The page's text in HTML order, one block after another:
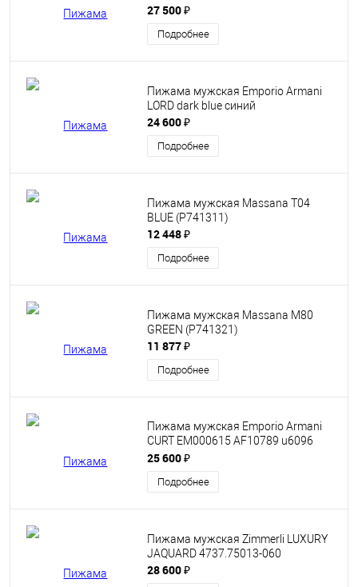
shaded stripeсе серая
27 500 ₽
Подробнее
Пижама мужская Emporio Armani
LORD dark blue синий
24 600 ₽
Подробнее
Пижама мужская Massana T04
BLUE (P741311)
12 448 ₽
Подробнее
Пижама мужская Massana M80
GREEN (P741321)
11 877 ₽
Подробнее
Пижама мужская Emporio Armani
CURT EM000615 AF10789 u6096
choco
25 600 ₽
Подробнее
Пижама мужская Zimmerli LUXURY
JAQUARD 4737.75013-060
28 600 ₽